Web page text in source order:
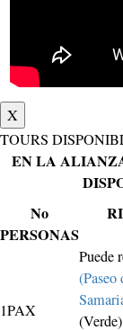
X
TOURS
EN LA
No
PERSONAS
1PAX
Puede